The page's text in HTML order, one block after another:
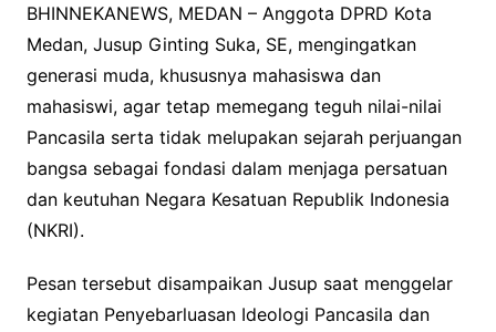
BHINNEKANEWS, MEDAN – Anggota DPRD Kota
Medan, Jusup Ginting Suka, SE, mengingatkan
generasi muda, khususnya mahasiswa dan
mahasiswi, agar tetap memegang teguh nilai-nilai
Pancasila serta tidak melupakan sejarah perjuangan
bangsa sebagai fondasi dalam menjaga persatuan
dan keutuhan Negara Kesatuan Republik Indonesia
(NKRI).
Pesan tersebut disampaikan Jusup saat menggelar
kegiatan Penyebarluasan Ideologi Pancasila dan